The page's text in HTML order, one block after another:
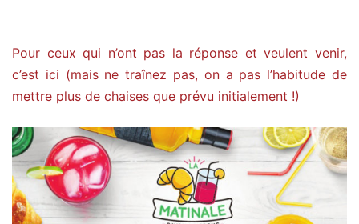
Pour ceux qui n’ont pas la réponse et veulent venir,
c’est ici (mais ne traînez pas, on a pas l’habitude de
mettre plus de chaises que prévu initialement !)